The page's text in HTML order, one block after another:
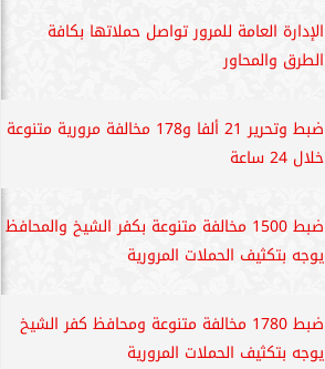
الإدارة العامة للمرور تواصل حملاتها بكافة
الطرق والمحاور
ضبط وتحرير 21 ألفا و178 مخالفة مرورية متنوعة
خلال 24 ساعة
ضبط 1500 مخالفة متنوعة بكفر الشيخ والمحافظ
يوجه بتكثيف الحملات المرورية
ضبط 1780 مخالفة متنوعة ومحافظ كفر الشيخ
يوجه بتكثيف الحملات المرورية